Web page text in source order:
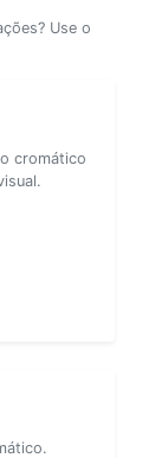
Use o
cromático